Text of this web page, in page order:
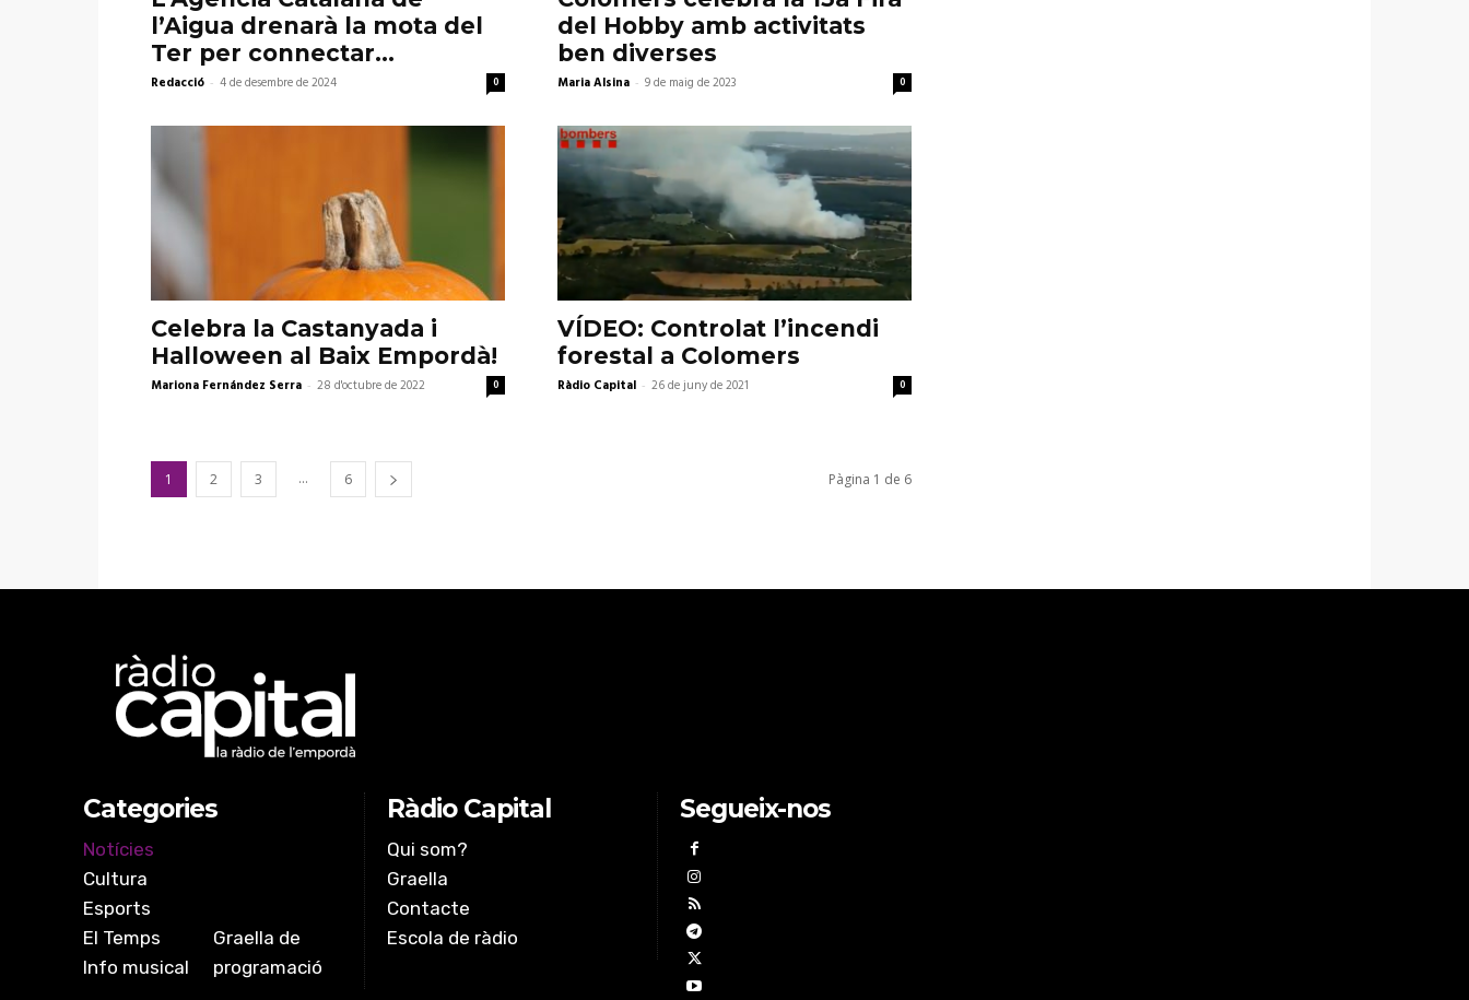
l’Aigua drenarà la mota del
Ter per connectar...
Redacció - 4 de desembre de 2024 0
del Hobby amb activitats
ben diverses
Maria Alsina - 9 de maig de 2023 0
Celebra la Castanyada i
Halloween al Baix Empordà!
Mariona Fernández Serra - 28 d'octubre de 2022 0
VÍDEO: Controlat l’incendi
forestal a Colomers
Ràdio Capital - 26 de juny de 2021 0
1 2 3 ... 6 Pàgina 1 de 6
Categories
Notícies
Cultura
Esports
El Temps
Info musical
Graella de
programació
Ràdio Capital
Qui som?
Graella
Contacte
Escola de ràdio
Segueix-nos